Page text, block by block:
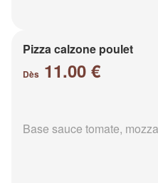
Pizza calzone poulet
Dès 11.00 €
Base sauce tomate,